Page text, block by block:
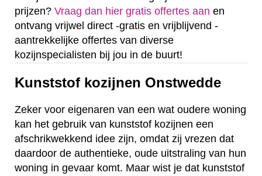
prijzen? Vraag dan hier gratis offertes aan en
ontvang vrijwel direct -gratis en vrijblijvend -
aantrekkelijke offertes van diverse
kozijnspecialisten bij jou in de buurt!
Kunststof kozijnen Onstwedde
Zeker voor eigenaren van een wat oudere woning
kan het gebruik van kunststof kozijnen een
afschrikwekkend idee zijn, omdat zij vrezen dat
daardoor de authentieke, oude uitstraling van hun
woning in gevaar komt. Maar wist je dat kunststof